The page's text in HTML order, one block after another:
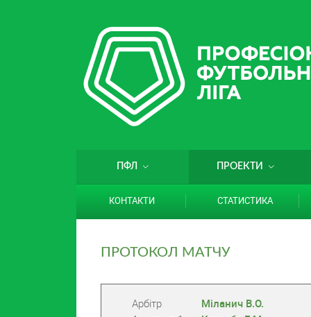
ПФЛ ПРОЕКТИ
КОНТАКТИ СТАТИСТИКА
ПРОТОКОЛ МАТЧУ
Арбітр
Міланич В.О.